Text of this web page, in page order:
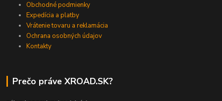
Obchodné podmienky
Expedícia a platby
Vrátenie tovaru a reklamácia
Ochrana osobných údajov
Kontakty
Prečo práve XROAD.SK?